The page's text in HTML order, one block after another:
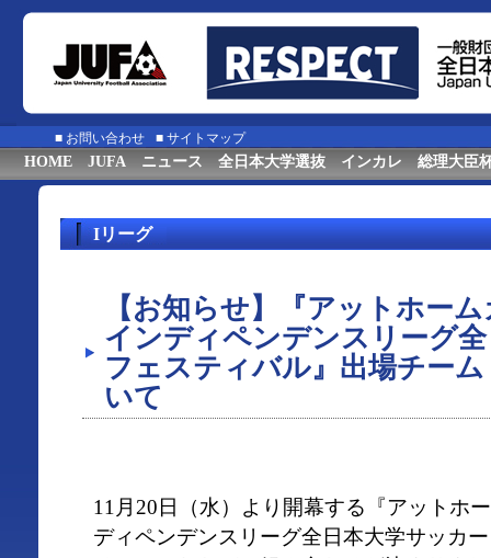
■ お問い合わせ ■ サイトマップ
HOME JUFA ニュース 全日本大学選抜 インカレ 総理大臣
Iリーグ
【お知らせ】『アットホー
インディペンデンスリーグ
フェスティバル』出場チー
いて
11月20日（水）より開幕する『アットホ
ディペンデンスリーグ全日本大学サッカ